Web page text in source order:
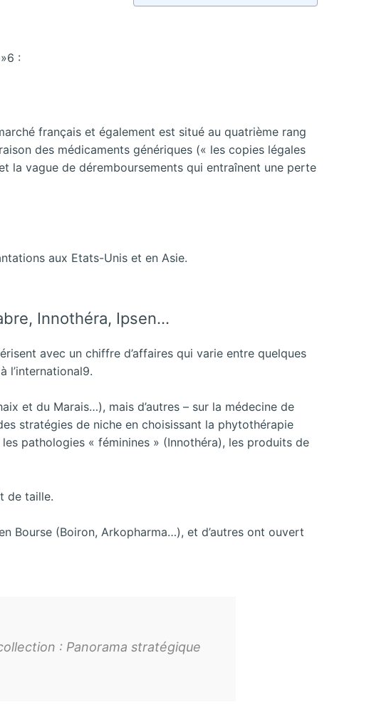
:
français et également est situé au quatrième rang
des médicaments génériques (« les copies légales
la vague de déremboursements qui entraînent une perte
aux Etats-Unis et en Asie.
Innothéra, Ipsen…
avec un chiffre d’affaires qui varie entre quelques
l’international9.
et du Marais…), mais d’autres – sur la médecine de
stratégies de niche en choisissant la phytothérapie
pathologies « féminines » (Innothéra), les produits de
de taille.
Bourse (Boiron, Arkopharma…), et d’autres ont ouvert
: Panorama stratégique